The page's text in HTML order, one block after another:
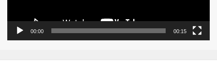
00:00 00:15